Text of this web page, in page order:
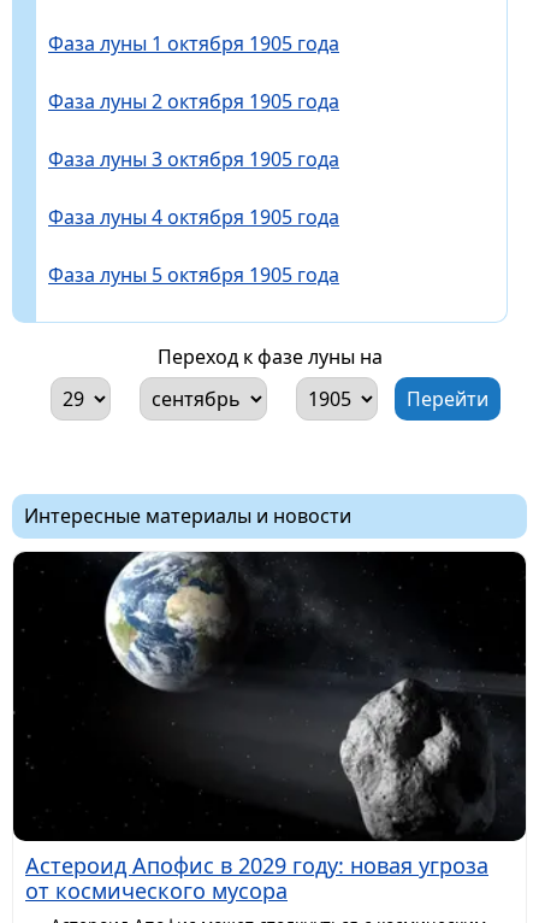
Фаза луны 1 октября 1905 года
Фаза луны 2 октября 1905 года
Фаза луны 3 октября 1905 года
Фаза луны 4 октября 1905 года
Фаза луны 5 октября 1905 года
Переход к фазе луны на
Интересные материалы и новости
Астероид Апофис в 2029 году: новая угроза
от космического мусора